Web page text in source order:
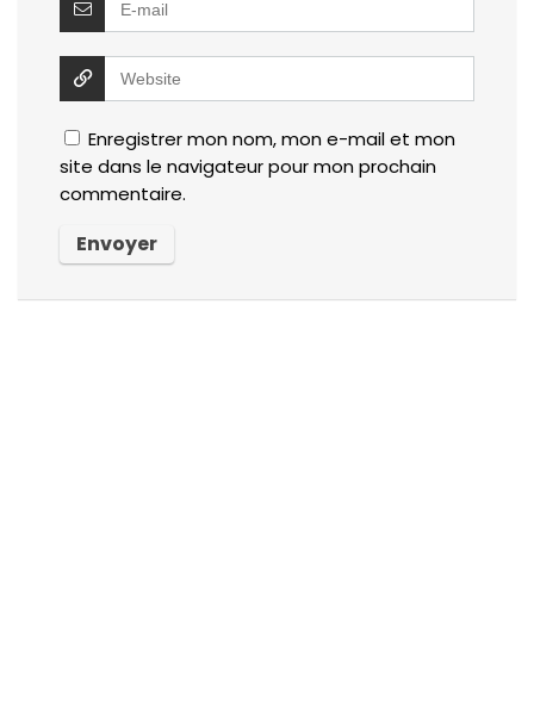
Enregistrer mon nom, mon e-mail et mon
site dans le navigateur pour mon prochain
commentaire.